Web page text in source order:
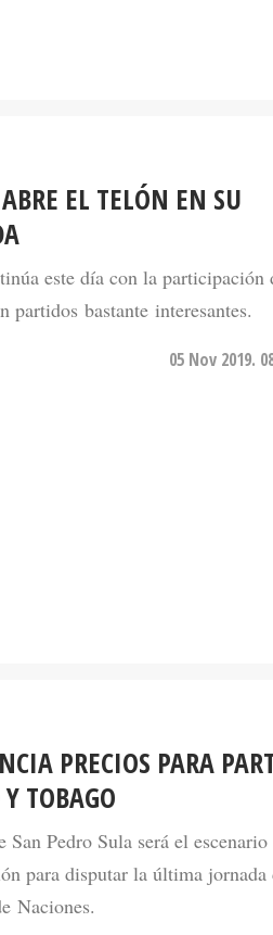
EL TELÓN EN SU
este día con la participación
partidos bastante interesantes.
05 Nov 2019.
PRECIOS PARA
TOBAGO
Pedro Sula será el escenario
para disputar la última jornada
Naciones.